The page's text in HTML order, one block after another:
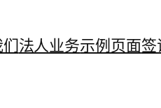
法人业务示例页面签